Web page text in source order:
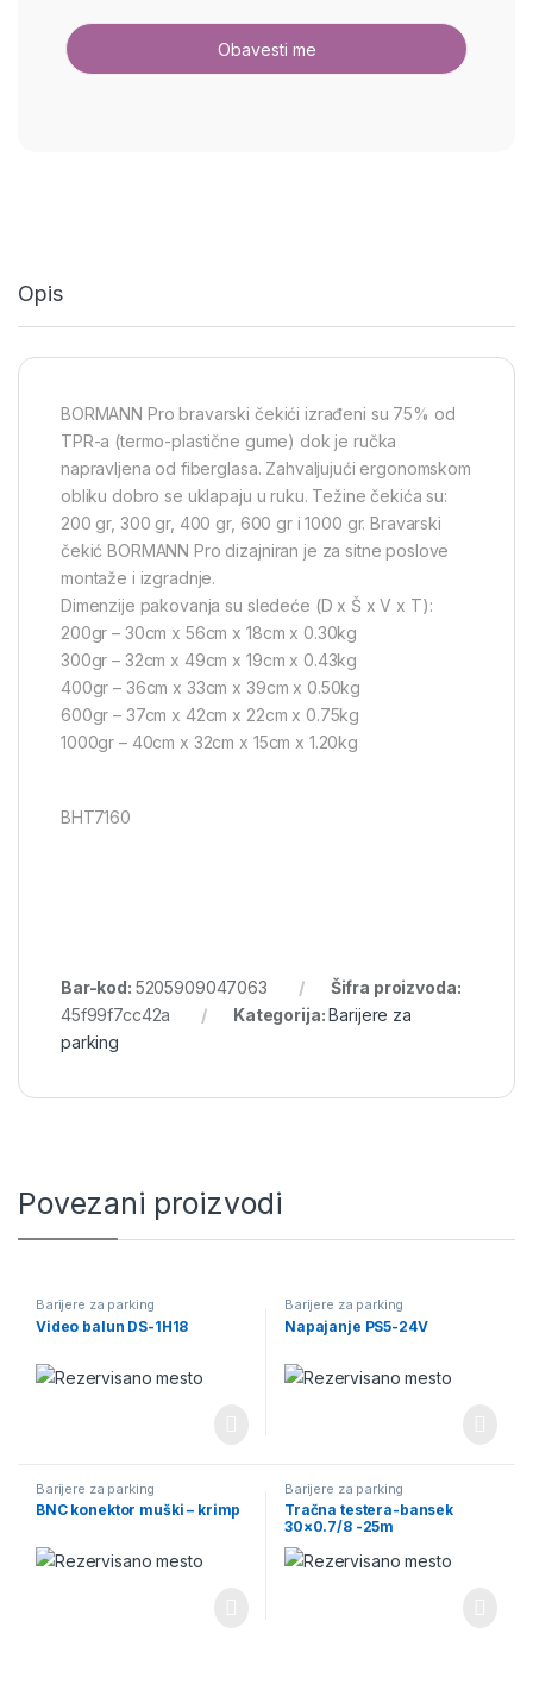
Opis
BORMANN Pro bravarski čekići izrađeni su 75% od
TPR-a (termo-plastične gume) dok je ručka
napravljena od fiberglasa. Zahvaljujući ergonomskom
obliku dobro se uklapaju u ruku. Težine čekića su:
200 gr, 300 gr, 400 gr, 600 gr i 1000 gr. Bravarski
čekić BORMANN Pro dizajniran je za sitne poslove
montaže i izgradnje.
Dimenzije pakovanja su sledeće (D x Š x V x T):
200gr – 30cm x 56cm x 18cm x 0.30kg
300gr – 32cm x 49cm x 19cm x 0.43kg
400gr – 36cm x 33cm x 39cm x 0.50kg
600gr – 37cm x 42cm x 22cm x 0.75kg
1000gr – 40cm x 32cm x 15cm x 1.20kg
BHT7160
Bar-kod: 5205909047063
Šifra proizvoda:
45f99f7cc42a
Kategorija:Barijere za
parking
Povezani proizvodi
Barijere za parking
Video balun DS-1H18
Barijere za parking
Napajanje PS5-24V
Barijere za parking
BNC konektor muški – krimp
Barijere za parking
Tračna testera-bansek
30×0.7/8 -25m